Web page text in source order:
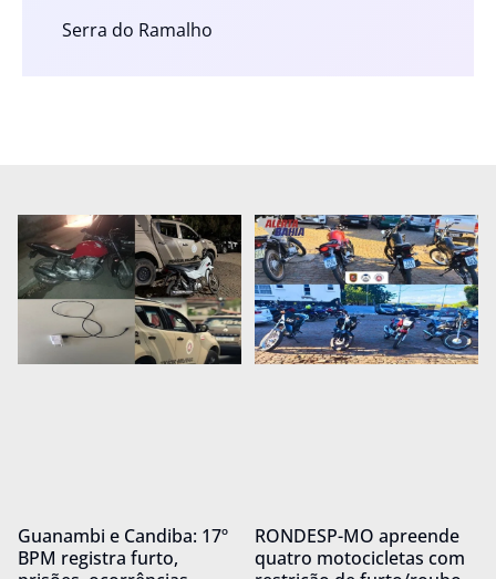
Serra do Ramalho
Guanambi e Candiba: 17º
BPM registra furto,
RONDESP-MO apreende
quatro motocicletas com